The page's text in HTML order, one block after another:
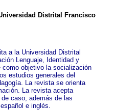
Distrital Francisco
a la Universidad Distrital
Lenguaje, Identidad y
objetivo la socialización
estudios generales del
La revista se orienta
La revista acepta
caso, además de las
e inglés.